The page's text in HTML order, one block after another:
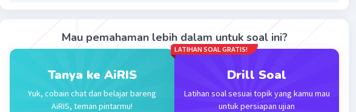
Mau pemahaman lebih dalam untuk soal ini?
Tanya ke AiRIS
Yuk, cobain chat dan belajar bareng
AiRIS, teman pintarmu!
LATIHAN SOAL GRATIS!
Drill Soal
Latihan soal sesuai topik yang kamu mau
untuk persiapan ujian